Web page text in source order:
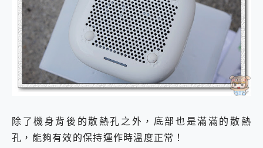
除了機身背後的散熱孔之外，底部也是滿滿的散熱
孔，能夠有效的保持運作時溫度正常！